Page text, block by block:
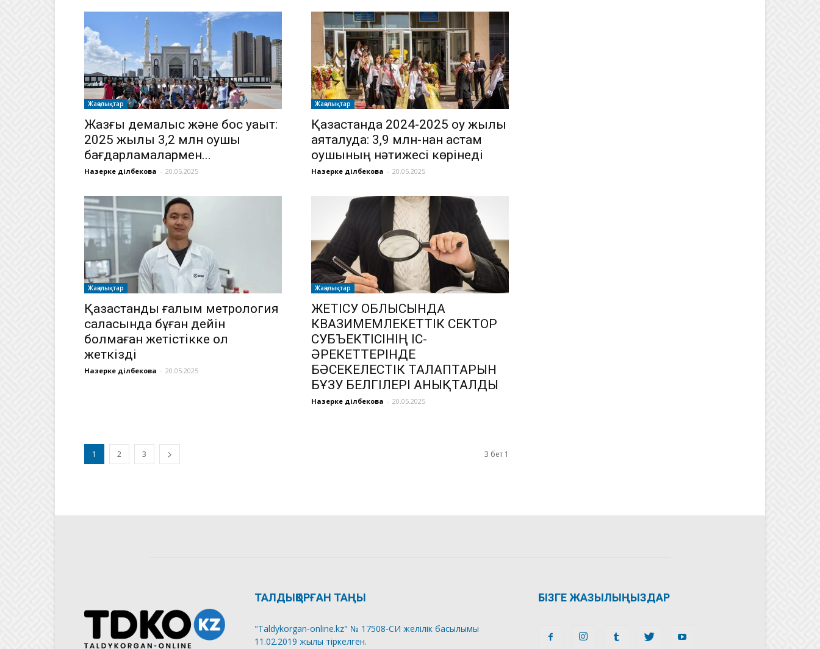
Жаңалықтар
Жазғы демалыс және бос уақыт:
2025 жылы 3,2 млн оқушы
бағдарламалармен...
Назерке Әділбекова - 20.05.2025
Жаңалықтар
Қазақстанда 2024-2025 оқу жылы
аяқталуда: 3,9 млн-нан астам
оқушының нәтижесі көрінеді
Назерке Әділбекова - 20.05.2025
Жаңалықтар
Қазақстандық ғалым метрология
саласында бұған дейін
болмаған жетістікке қол
жеткізді
Назерке Әділбекова - 20.05.2025
Жаңалықтар
ЖЕТІСУ ОБЛЫСЫНДА
КВАЗИМЕМЛЕКЕТТІК СЕКТОР
СУБЪЕКТІСІНІҢ ІС-
ӘРЕКЕТТЕРІНДЕ
БӘСЕКЕЛЕСТІК ТАЛАПТАРЫН
БҰЗУ БЕЛГІЛЕРІ АНЫҚТАЛДЫ
Назерке Әділбекова - 20.05.2025
1 2 3 3 бет 1
ТАЛДЫҚОРҒАН ТАҢЫ
"Taldykorgan-online.kz" № 17508-СИ желілік басылымы
11.02.2019 жылы тіркелген.
БІЗГЕ ЖАЗЫЛЫҢЫЗДАР